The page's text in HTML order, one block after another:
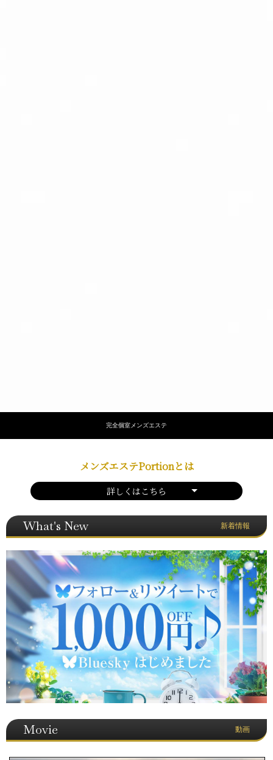
完全個室メンズエステ
メンズエステPortionとは
詳しくはこちら
What's New 新着情報
Movie 動画